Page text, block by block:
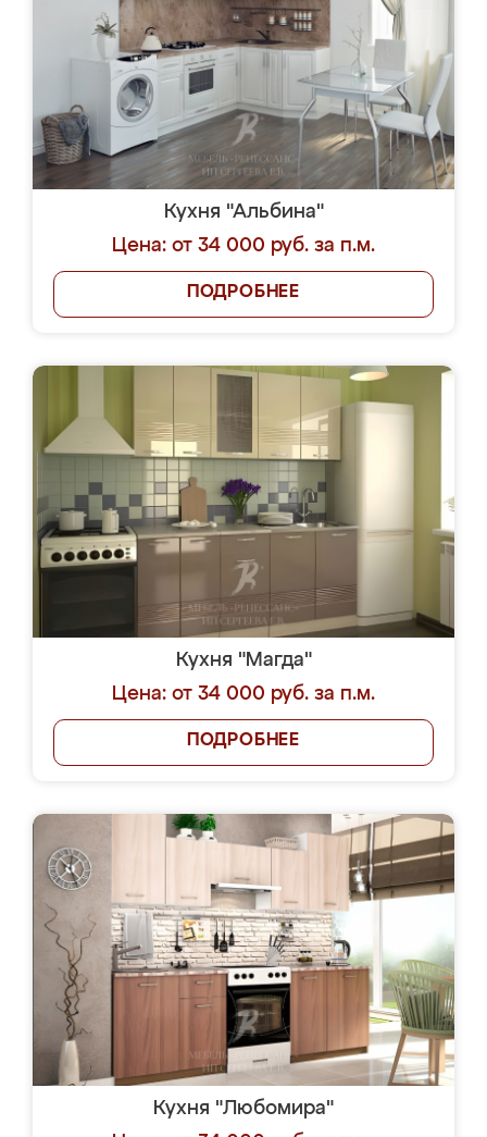
Кухня "Альбина"
Цена: от 34 000 руб. за п.м.
ПОДРОБНЕЕ
Кухня "Магда"
Цена: от 34 000 руб. за п.м.
ПОДРОБНЕЕ
Кухня "Любомира"